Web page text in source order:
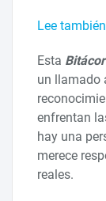
Lee
Esta
un llamado
enfrentan
hay una
merece
reales.